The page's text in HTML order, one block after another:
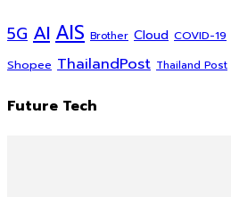
5G AI AIS Brother Cloud COVID-19
Shopee ThailandPost Thailand Post
Future Tech